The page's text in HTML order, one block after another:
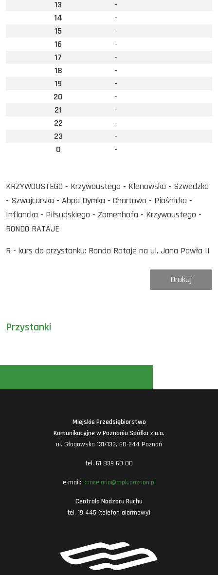
Przystanki
13
-
14
-
15
-
16
-
17
-
18
-
19
-
20
-
21
-
22
-
23
-
0
-
KRZYWOUSTEGO - Krzywoustego - Klenowska - Szwedzka
- Szwajcarska - Abpa Dymka - Chartowo - Piaśnicka -
Inflancka - Piłsudskiego - Zamenhofa - Krzywoustego -
RONDO RATAJE
R - kurs do przystanku: Rondo Rataje na ul. Jana Pawła II
Drukuj
Miejskie Przedsiębiorstwo
Komunikacyjne w Poznaniu Spółka z o.o.
ul. Głogowska 131/133, 60-244 Poznań
tel. 61 839 60 00
e-mail: kancelaria@mpk.poznan.pl
Centrala Nadzoru Ruchu
tel. 19 445 (telefon alarmowy)